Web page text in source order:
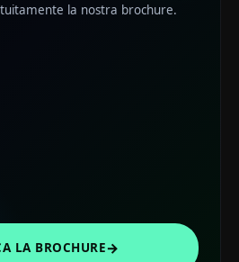
la nostra brochure.
LA BROCHURE→